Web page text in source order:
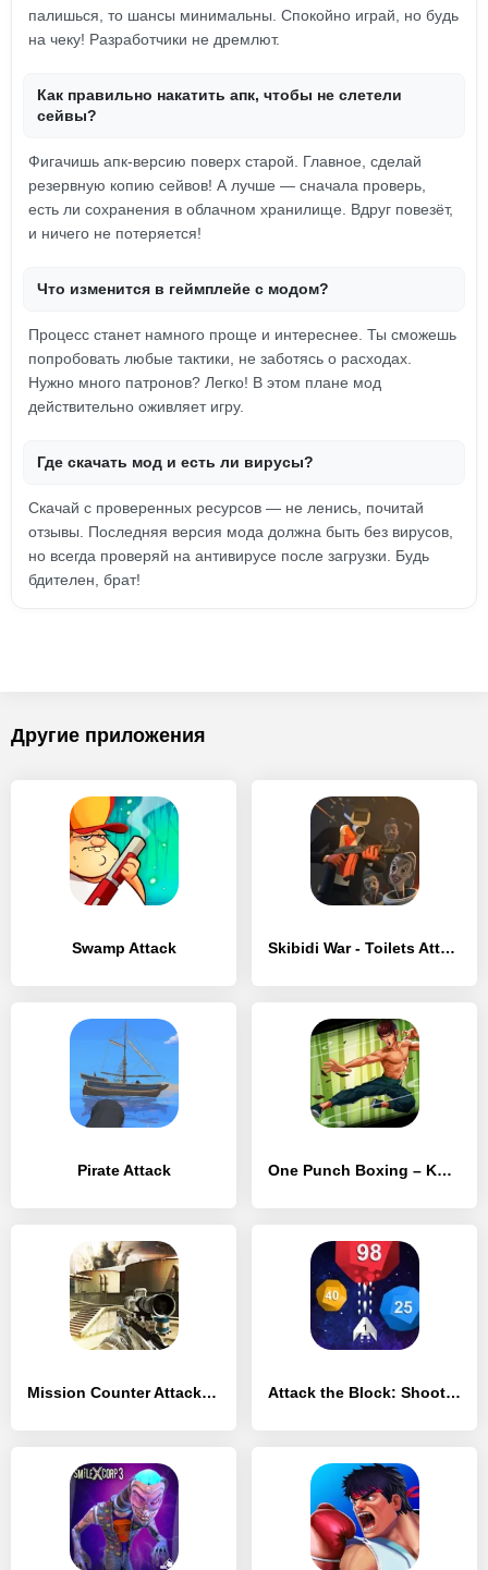
палишься, то шансы минимальны. Спокойно играй, но будь
на чеку! Разработчики не дремлют.
Как правильно накатить апк, чтобы не слетели
сейвы?
Фигачишь апк-версию поверх старой. Главное, сделай
резервную копию сейвов! А лучше — сначала проверь,
есть ли сохранения в облачном хранилище. Вдруг повезёт,
и ничего не потеряется!
Что изменится в геймплейе с модом?
Процесс станет намного проще и интереснее. Ты сможешь
попробовать любые тактики, не заботясь о расходах.
Нужно много патронов? Легко! В этом плане мод
действительно оживляет игру.
Где скачать мод и есть ли вирусы?
Скачай с проверенных ресурсов — не ленись, почитай
отзывы. Последняя версия мода должна быть без вирусов,
но всегда проверяй на антивирусе после загрузки. Будь
бдителен, брат!
Другие приложения
Swamp Attack Skibidi War - Toilets Attack
Pirate Attack One Punch Boxing – Kung Fu Attack
Mission Counter Attack: free shooting game Attack the Block: Shoot'em Up